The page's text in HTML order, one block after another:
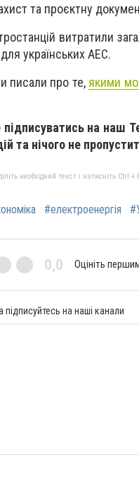
та проєктну
витратили
українських АЕС.
писали про те, якими
на наш
та нічого не
необхідний текст і натисніть Ctrl
#електроенергія
0,0 Оцініть
на наші канали